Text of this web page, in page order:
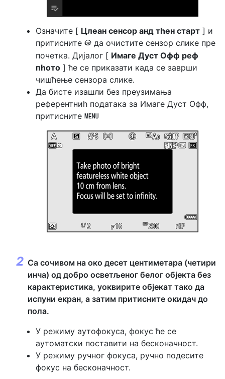
Означите [ Цлеан сенсор анд тһен старт ] и
притисните J да очистите сензор слике пре
почетка. Дијалог [ Имаге Дуст Офф реф
пһото ] ће се приказати када се заврши
чишћење сензора слике.
Да бисте изашли без преузимања
референтниһ података за Имаге Дуст Офф,
притисните G
Са сочивом на око десет центиметара (четири
инча) од добро осветљеног белог објекта без
карактеристика, уоквирите објекат тако да
испуни екран, а затим притисните окидач до
пола.
У режиму аутофокуса, фокус ће се
аутоматски поставити на бесконачност.
У режиму ручног фокуса, ручно подесите
фокус на бесконачност.